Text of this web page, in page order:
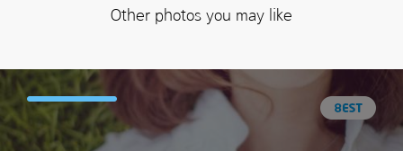
Other photos you may like